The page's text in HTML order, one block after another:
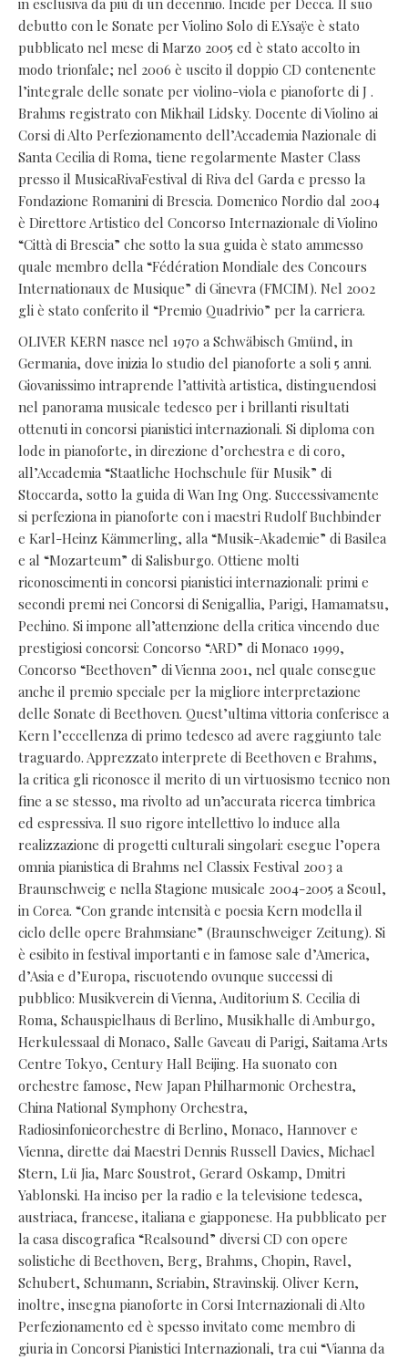
in esclusiva da più di un decennio. Incide per Decca. Il suo
debutto con le Sonate per Violino Solo di E.Ysaÿe è stato
pubblicato nel mese di Marzo 2005 ed è stato accolto in
modo trionfale; nel 2006 è uscito il doppio CD contenente
l’integrale delle sonate per violino-viola e pianoforte di J .
Brahms registrato con Mikhail Lidsky. Docente di Violino ai
Corsi di Alto Perfezionamento dell’Accademia Nazionale di
Santa Cecilia di Roma, tiene regolarmente Master Class
presso il MusicaRivaFestival di Riva del Garda e presso la
Fondazione Romanini di Brescia. Domenico Nordio dal 2004
è Direttore Artistico del Concorso Internazionale di Violino
“Città di Brescia” che sotto la sua guida è stato ammesso
quale membro della “Fédération Mondiale des Concours
Internationaux de Musique” di Ginevra (FMCIM). Nel 2002
gli è stato conferito il “Premio Quadrivio” per la carriera.
OLIVER KERN nasce nel 1970 a Schwäbisch Gmünd, in
Germania, dove inizia lo studio del pianoforte a soli 5 anni.
Giovanissimo intraprende l’attività artistica, distinguendosi
nel panorama musicale tedesco per i brillanti risultati
ottenuti in concorsi pianistici internazionali. Si diploma con
lode in pianoforte, in direzione d’orchestra e di coro,
all’Accademia “Staatliche Hochschule für Musik” di
Stoccarda, sotto la guida di Wan Ing Ong. Successivamente
si perfeziona in pianoforte con i maestri Rudolf Buchbinder
e Karl-Heinz Kämmerling, alla “Musik-Akademie” di Basilea
e al “Mozarteum” di Salisburgo. Ottiene molti
riconoscimenti in concorsi pianistici internazionali: primi e
secondi premi nei Concorsi di Senigallia, Parigi, Hamamatsu,
Pechino. Si impone all’attenzione della critica vincendo due
prestigiosi concorsi: Concorso “ARD” di Monaco 1999,
Concorso “Beethoven” di Vienna 2001, nel quale consegue
anche il premio speciale per la migliore interpretazione
delle Sonate di Beethoven. Quest’ultima vittoria conferisce a
Kern l’eccellenza di primo tedesco ad avere raggiunto tale
traguardo. Apprezzato interprete di Beethoven e Brahms,
la critica gli riconosce il merito di un virtuosismo tecnico non
fine a se stesso, ma rivolto ad un’accurata ricerca timbrica
ed espressiva. Il suo rigore intellettivo lo induce alla
realizzazione di progetti culturali singolari: esegue l’opera
omnia pianistica di Brahms nel Classix Festival 2003 a
Braunschweig e nella Stagione musicale 2004-2005 a Seoul,
in Corea. “Con grande intensità e poesia Kern modella il
ciclo delle opere Brahmsiane” (Braunschweiger Zeitung). Si
è esibito in festival importanti e in famose sale d’America,
d’Asia e d’Europa, riscuotendo ovunque successi di
pubblico: Musikverein di Vienna, Auditorium S. Cecilia di
Roma, Schauspielhaus di Berlino, Musikhalle di Amburgo,
Herkulessaal di Monaco, Salle Gaveau di Parigi, Saitama Arts
Centre Tokyo, Century Hall Beijing. Ha suonato con
orchestre famose, New Japan Philharmonic Orchestra,
China National Symphony Orchestra,
Radiosinfonieorchestre di Berlino, Monaco, Hannover e
Vienna, dirette dai Maestri Dennis Russell Davies, Michael
Stern, Lü Jia, Marc Soustrot, Gerard Oskamp, Dmitri
Yablonski. Ha inciso per la radio e la televisione tedesca,
austriaca, francese, italiana e giapponese. Ha pubblicato per
la casa discografica “Realsound” diversi CD con opere
solistiche di Beethoven, Berg, Brahms, Chopin, Ravel,
Schubert, Schumann, Scriabin, Stravinskij. Oliver Kern,
inoltre, insegna pianoforte in Corsi Internazionali di Alto
Perfezionamento ed è spesso invitato come membro di
giuria in Concorsi Pianistici Internazionali, tra cui “Vianna da